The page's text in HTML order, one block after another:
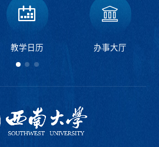
教学日历 办事大厅